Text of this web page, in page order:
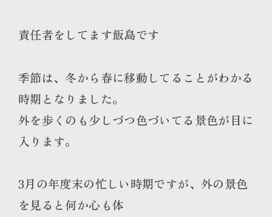
責任者をしてます飯島です
季節は、冬から春に移動してることがわかる
時期となりました。
外を歩くのも少しづつ色づいてる景色が目に
入ります。
3月の年度末の忙しい時期ですが、外の景色
を見ると何か心も体